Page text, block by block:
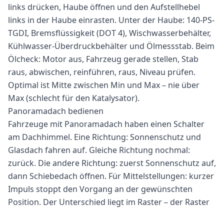
links drücken, Haube öffnen und den Aufstellhebel
links in der Haube einrasten. Unter der Haube: 140-PS-
TGDI, Bremsflüssigkeit (DOT 4), Wischwasserbehälter,
Kühlwasser-Überdruckbehälter und Ölmessstab. Beim
Ölcheck: Motor aus, Fahrzeug gerade stellen, Stab
raus, abwischen, reinführen, raus, Niveau prüfen.
Optimal ist Mitte zwischen Min und Max – nie über
Max (schlecht für den Katalysator).
Panoramadach bedienen
Fahrzeuge mit Panoramadach haben einen Schalter
am Dachhimmel. Eine Richtung: Sonnenschutz und
Glasdach fahren auf. Gleiche Richtung nochmal:
zurück. Die andere Richtung: zuerst Sonnenschutz auf,
dann Schiebedach öffnen. Für Mittelstellungen: kurzer
Impuls stoppt den Vorgang an der gewünschten
Position. Der Unterschied liegt im Raster – der Raster